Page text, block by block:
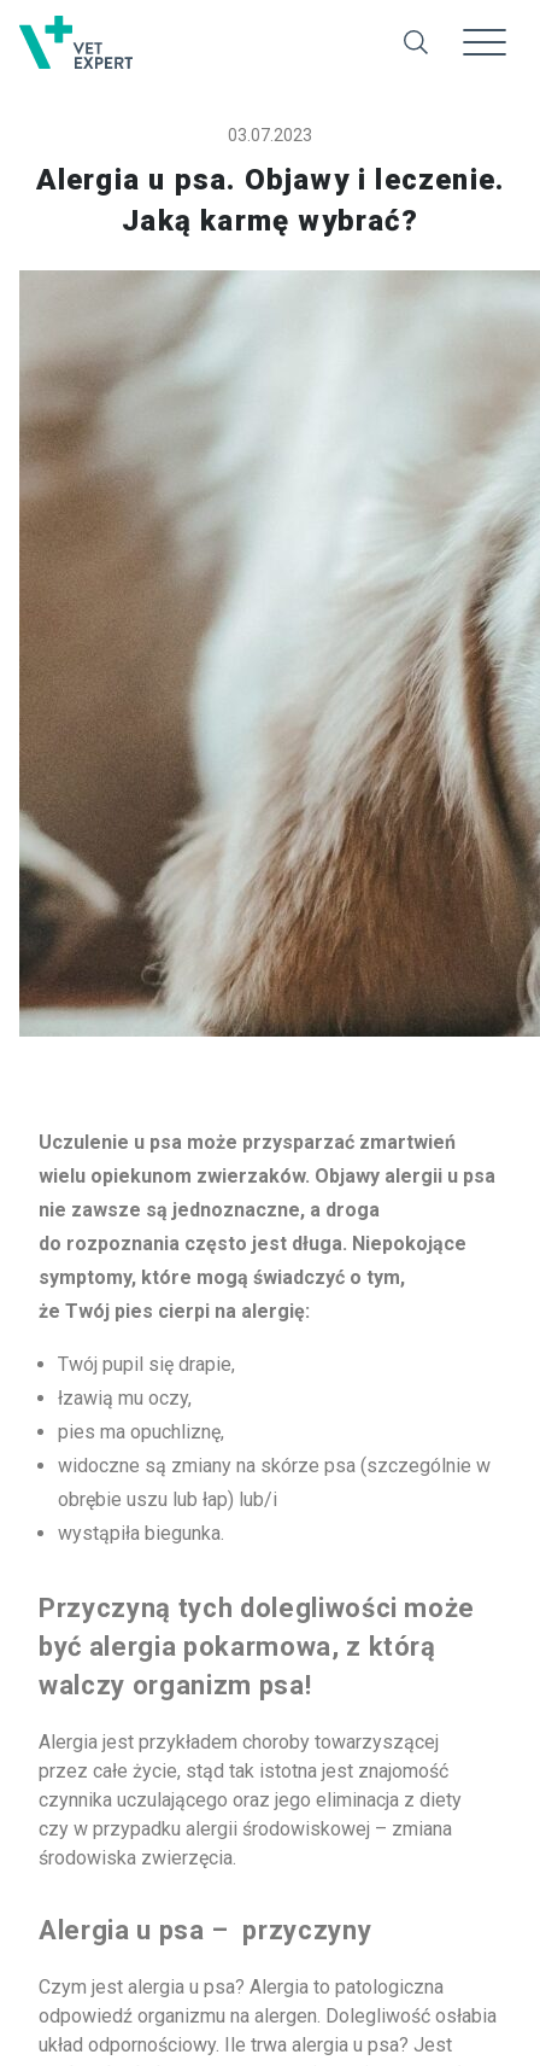
03.07.2023
Alergia u psa. Objawy i leczenie.
Jaką karmę wybrać?
Uczulenie u psa może przysparzać zmartwień
wielu opiekunom zwierzaków. Objawy alergii u psa
nie zawsze są jednoznaczne, a droga
do rozpoznania często jest długa. Niepokojące
symptomy, które mogą świadczyć o tym,
że Twój pies cierpi na alergię:
Twój pupil się drapie,
łzawią mu oczy,
pies ma opuchliznę,
widoczne są zmiany na skórze psa (szczególnie w
obrębie uszu lub łap) lub/i
wystąpiła biegunka.
Przyczyną tych dolegliwości może
być alergia pokarmowa, z którą
walczy organizm psa!
Alergia jest przykładem choroby towarzyszącej
przez całe życie, stąd tak istotna jest znajomość
czynnika uczulającego oraz jego eliminacja z diety
czy w przypadku alergii środowiskowej – zmiana
środowiska zwierzęcia.
Alergia u psa – przyczyny
Czym jest alergia u psa? Alergia to patologiczna
odpowiedź organizmu na alergen. Dolegliwość osłabia
układ odpornościowy. Ile trwa alergia u psa? Jest